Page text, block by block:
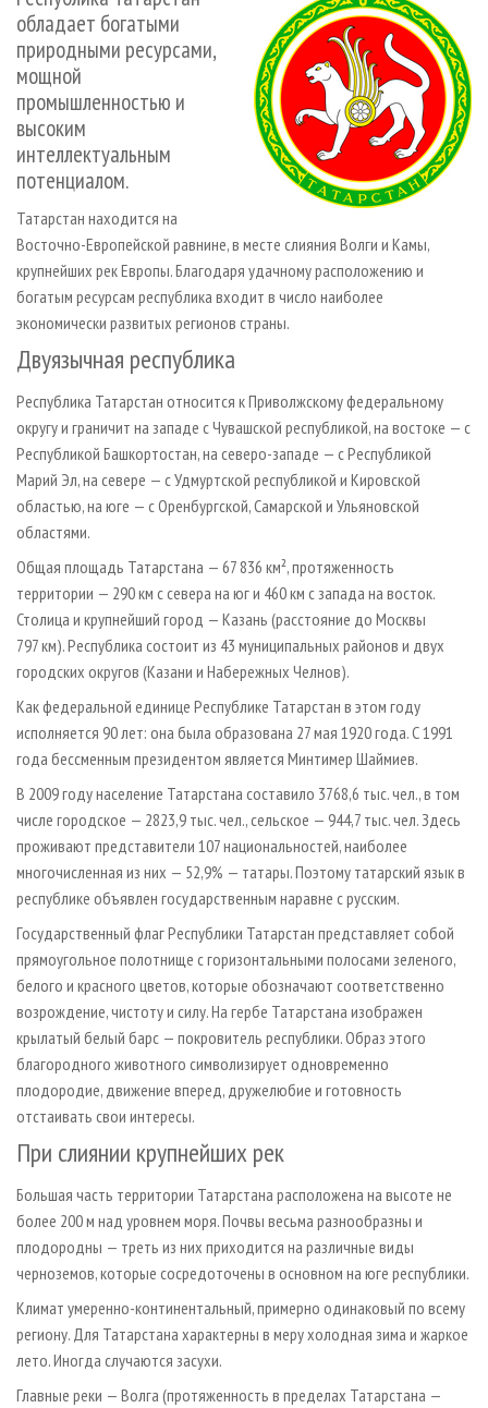
СУШКА ДРЕВЕСИНЫ
ПРОИЗВОДСТВО ДРЕВЕСНЫХ ПЛИТ
ДЕРЕВЯННОЕ ДОМОСТРОЕНИЕ
ПРОИЗВОДСТВО МЕБЕЛИ
БИОЭНЕРГЕТИКА
ЦБП
ИНСТРУМЕНТ И МАТЕРИАЛЫ
ПЕРСОНЫ
МОБИЛЬНЫЕ ВЫСТАВКИ
ОФИЦИАЛЬНЫЕ ДЕЛЕГАЦИИ
ПРИОРИТЕТНЫЕ ИНВЕСТПРОЕКТЫ
RUSSIAN FORESTRY REVIEW
ГАЗЕТА ЛЕСПРОМФОРУМ
БИБЛИОТЕКА СПЕЦИАЛИСТА
КОНТАКТЫ
РЕКЛАМА
РЕКЛАМА НА САЙТЕ
обладает богатыми
природными ресурсами,
мощной
промышленностью и
высоким
интеллектуальным
потенциалом.
Татарстан находится на
Восточно-Европейской равнине, в месте слияния Волги и Камы,
крупнейших рек Европы. Благодаря удачному расположению и
богатым ресурсам республика входит в число наиболее
экономически развитых регионов страны.
Двуязычная республика
Республика Татарстан относится к Приволжскому федеральному
округу и граничит на западе с Чувашской республикой, на востоке — с
Республикой Башкортостан, на северо-западе — с Республикой
Марий Эл, на севере — с Удмуртской республикой и Кировской
областью, на юге — с Оренбургской, Самарской и Ульяновской
областями.
Общая площадь Татарстана — 67 836 км², протяженность
территории — 290 км с севера на юг и 460 км с запада на восток.
Столица и крупнейший город — Казань (расстояние до Москвы
797 км). Республика состоит из 43 муниципальных районов и двух
городских округов (Казани и Набережных Челнов).
Как федеральной единице Республике Татарстан в этом году
исполняется 90 лет: она была образована 27 мая 1920 года. С 1991
года бессменным президентом является Минтимер Шаймиев.
В 2009 году население Татарстана составило 3768,6 тыс. чел., в том
числе городское — 2823,9 тыс. чел., сельское — 944,7 тыс. чел. Здесь
проживают представители 107 национальностей, наиболее
многочисленная из них — 52,9% — татары. Поэтому татарский язык в
республике объявлен государственным наравне с русским.
Государственный флаг Республики Татарстан представляет собой
прямоугольное полотнище с горизонтальными полосами зеленого,
белого и красного цветов, которые обозначают соответственно
возрождение, чистоту и силу. На гербе Татарстана изображен
крылатый белый барс — покровитель республики. Образ этого
благородного животного символизирует одновременно
плодородие, движение вперед, дружелюбие и готовность
отстаивать свои интересы.
При слиянии крупнейших рек
Большая часть территории Татарстана расположена на высоте не
более 200 м над уровнем моря. Почвы весьма разнообразны и
плодородны — треть из них приходится на различные виды
черноземов, которые сосредоточены в основном на юге республики.
Климат умеренно-континентальный, примерно одинаковый по всему
региону. Для Татарстана характерны в меру холодная зима и жаркое
лето. Иногда случаются засухи.
Главные реки — Волга (протяженность в пределах Татарстана —